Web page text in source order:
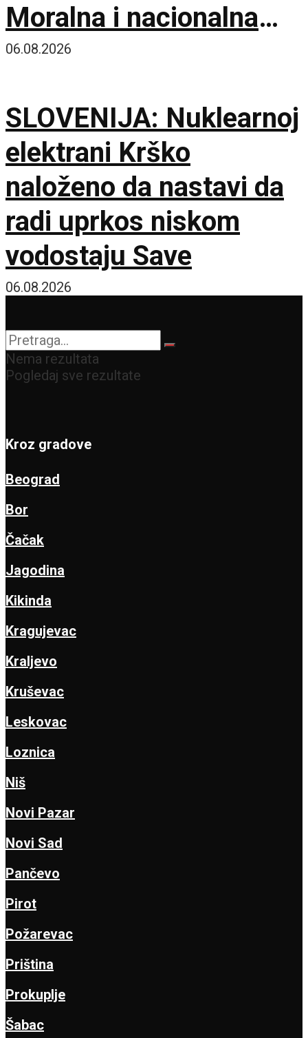
Moralna i nacionalna
dužnost je da čuvamo
genocidu
06.08.2026
SLOVENIJA: Nuklearnoj
elektrani Krško
naloženo da nastavi da
radi uprkos niskom
vodostaju Save
06.08.2026
Nema rezultata
Pogledaj sve rezultate
Kroz gradove
Beograd
Bor
Čačak
Jagodina
Kikinda
Kragujevac
Kraljevo
Kruševac
Leskovac
Loznica
Niš
Novi Pazar
Novi Sad
Pančevo
Pirot
Požarevac
Priština
Prokuplje
Šabac